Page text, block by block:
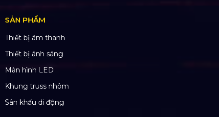
SẢN PHẨM